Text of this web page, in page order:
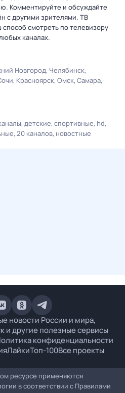
Комментируйте и обсуждайте
с другими зрителями. ТВ
смотреть по телевизору
каналах.
Новгород Челябинск
Красноярск Омск Самара
детские спортивные hd
20 каналов новостные
новости России и мира,
и другие полезные сервисы
конфиденциальности
ЛайкиТоп-100Все проекты
ресурсе применяются
в соответствии с Правилами